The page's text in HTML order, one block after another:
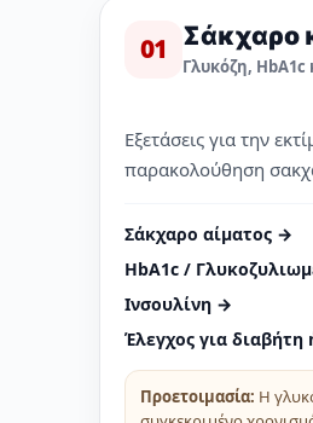
01 Σάκχαρο
Γλυκόζη, HbA1c
Εξετάσεις για την
παρακολούθηση
Σάκχαρο αίματος →
HbA1c /
Ινσουλίνη →
Έλεγχος για
Προετοιμασία: Η